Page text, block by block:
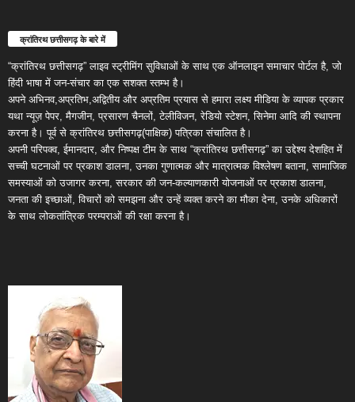
क्रांतिरथ छत्तीसगढ़ के बारे में
“क्रांतिरथ छत्तीसगढ़” लाइव स्ट्रीमिंग सुविधाओं के साथ एक ऑनलाइन समाचार पोर्टल है, जो
हिंदी भाषा में जन-संचार का एक सशक्त स्तम्भ है।
अपने अभिनव,अप्रतिभ,अद्वितीय और अप्रतिम प्रयास से हमारा लक्ष्य मीडिया के व्यापक प्रकार
यथा न्यूज़ पेपर, मैगजीन, प्रसारण चैनलों, टेलीविजन, रेडियो स्टेशन, सिनेमा आदि की स्थापना
करना है। पूर्व से क्रांतिरथ छत्तीसगढ़(पाक्षिक) पत्रिका संचालित है।
अपनी परिपक्व, ईमानदार, और निष्पक्ष टीम के साथ “क्रांतिरथ छत्तीसगढ़” का उद्देश्य देशहित में
सच्ची घटनाओं पर प्रकाश डालना, उनका गुणात्मक और मात्रात्मक विश्लेषण बताना, सामाजिक
समस्याओं को उजागर करना, सरकार की जन-कल्याणकारी योजनाओं पर प्रकाश डालना,
जनता की इच्छाओं, विचारों को समझना और उन्हें व्यक्त करने का मौका देना, उनके अधिकारों
के साथ लोकतांत्रिक परम्पराओं की रक्षा करना है।